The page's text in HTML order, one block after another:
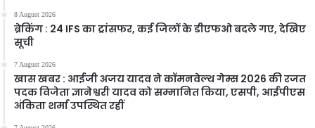
8 August 2026
ब्रेकिंग : 24 IFS का ट्रांसफर, कई जिलों के डीएफओ बदले गए, देखिए
सूची
7 August 2026
खास खबर : आईजी अजय यादव ने कॉमनवेल्थ गेम्स 2026 की रजत
पदक विजेता ज्ञानेश्वरी यादव को सम्मानित किया, एसपी, आईपीएस
अंकिता शर्मा उपस्थित रहीं